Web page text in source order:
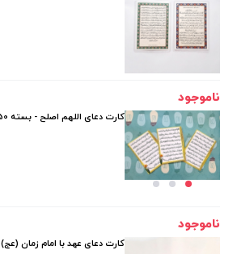
ناموجود
کارت دعای اللهم اصلح - بسته 50 عددی
ناموجود
کارت دعای عهد با امام زمان (عج)